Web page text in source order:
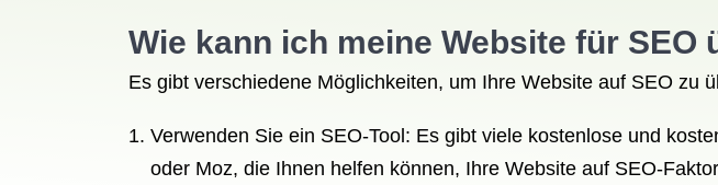
Wie kann ich meine Website für SEO
Es gibt verschiedene Möglichkeiten, um Ihre Website auf SEO zu
Verwenden Sie ein SEO-Tool: Es gibt viele kostenlose und
oder Moz, die Ihnen helfen können, Ihre Website auf SEO-